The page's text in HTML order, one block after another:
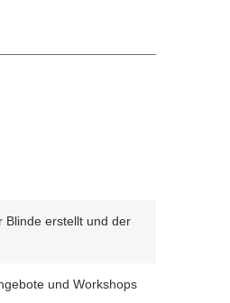
Blinde erstellt und der
und Workshops